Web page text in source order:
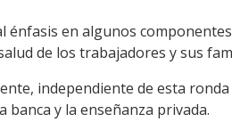
en algunos
de los trabajadores y sus
independiente de esta ronda
banca y la enseñanza privada.